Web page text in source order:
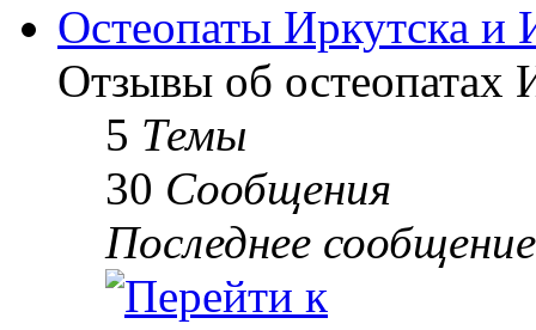
Остеопаты Иркутска и
Отзывы об остеопатах
5 Темы
30 Сообщения
Последнее сообщение